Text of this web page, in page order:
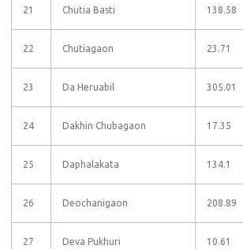
21 Chutia Basti 138.58
22 Chutiagaon 23.71
23 Da Heruabil 305.01
24 Dakhin Chubagaon 17.35
25 Daphalakata 134.1
26 Deochanigaon 208.89
27 Deva Pukhuri 10.61